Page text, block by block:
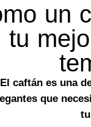
un
tu
El caftán es una
que